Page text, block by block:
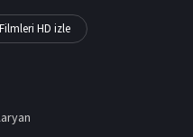
HD izle